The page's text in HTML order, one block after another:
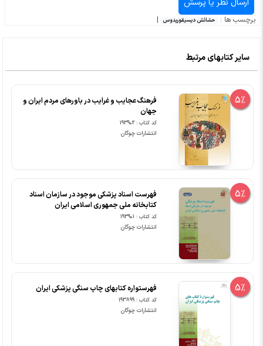
برچسب ها : حشائش دیسیقوریدوس |
سایر کتابهای مرتبط
5%
فرهنگ عجایب و غرایب در باورهای مردم ایران و
جهان
کد کتاب : 193902
انتشارات چوگان
5%
فهرست اسناد پزشکی موجود در سازمان اسناد
کتابخانه ملی جمهوری اسلامی ایران
کد کتاب : 193901
انتشارات چوگان
5% فهرستواره کتابهای چاپ سنگی پزشکی ایران
کد کتاب : 193899
انتشارات چوگان